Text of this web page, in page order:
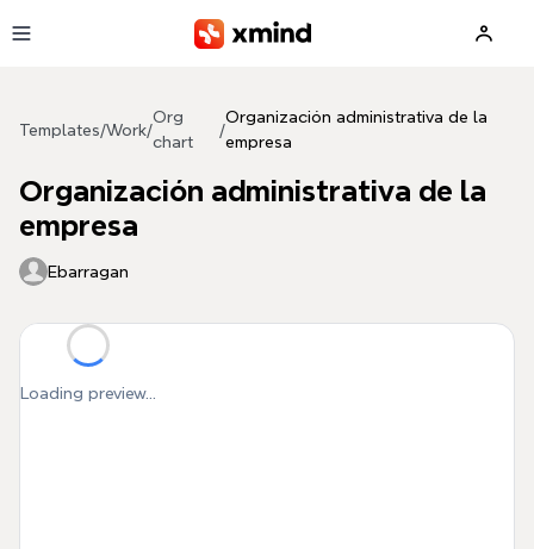
Templates/Work/
Org
chart
/
Organización administrativa de la
empresa
Organización administrativa de la
empresa
Ebarragan
Loading preview...